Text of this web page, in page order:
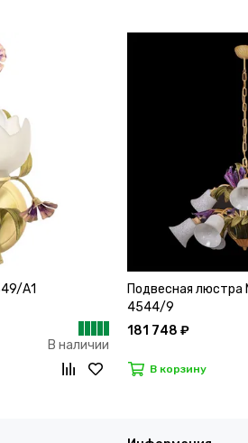
А1
В наличии
Подвесная люстра
4544/9
181 748 ₽
В корзину